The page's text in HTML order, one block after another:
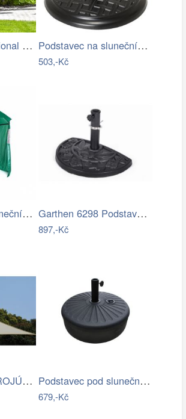
Haushalt International Ochranný obal na… Podstavec na slunečník, kulatý, 15 kg
503,-Kč
Happy Green Slunečník s boční stěnou,… Garthen 6298 Podstavec pro půlkulaté…
897,-Kč
Stínící plachta TROJÚHELNÍK Rojaplast Podstavec pod slunečník Houseland Bixi…
679,-Kč